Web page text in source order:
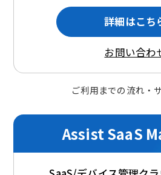
詳細はこち
お問い合わ
ご利用までの流れ・
Assist SaaS